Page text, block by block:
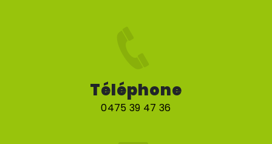
Téléphone
0475 39 47 36